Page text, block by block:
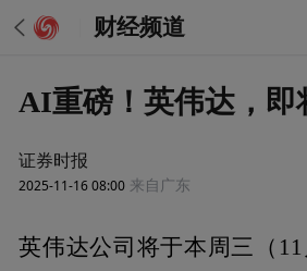
财经频道
AI重磅！英伟达，即
证券时报
2025-11-16 08:00 来自广东
英伟达公司将于本周三（